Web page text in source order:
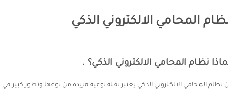
المحامي الالكتروني الذكي
نظام المحامي الالكتروني الذكي؟ .
نظام المحامي الالكتروني الذكي يعتبر نقلة نوعية فريدة من نوعها وتطور كبير في